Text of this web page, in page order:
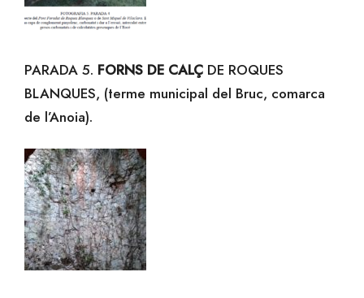
PARADA 5. FORNS DE CALÇ DE ROQUES
BLANQUES, (terme municipal del Bruc, comarca
de l’Anoia).